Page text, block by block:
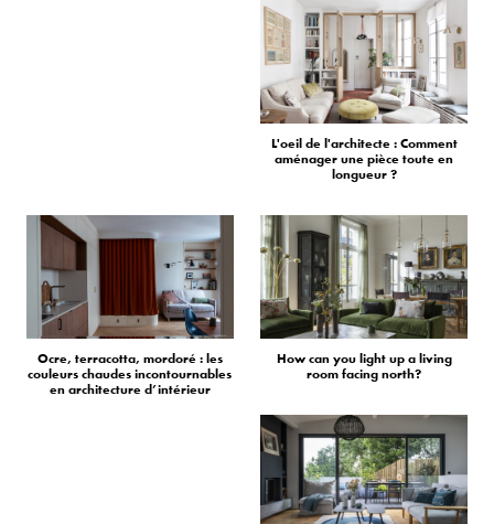
L'oeil de l'architecte : Comment
aménager une pièce toute en
longueur ?
Ocre, terracotta, mordoré : les
couleurs chaudes incontournables
en architecture d’intérieur
How can you light up a living
room facing north?